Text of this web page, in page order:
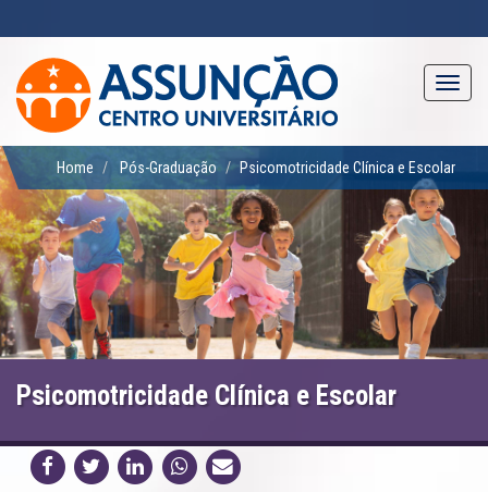
conteúdo
principal
Home Pós-Graduação Psicomotricidade Clínica e Escolar
Psicomotricidade Clínica e Escolar